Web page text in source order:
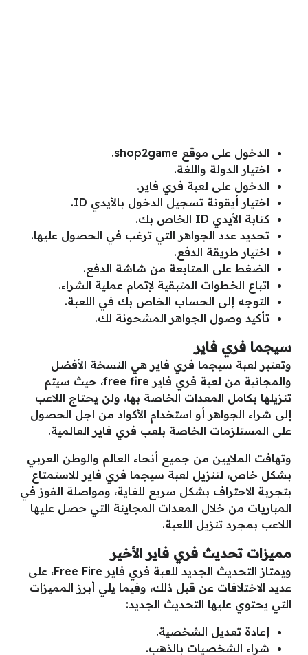
الدخول على موقع shop2game.
اختيار الدولة واللغة.
الدخول على لعبة فري فاير.
اختيار أيقونة تسجيل الدخول بالأيدي ID.
كتابة الأيدي ID الخاص بك.
تحديد عدد الجواهر التي ترغب في الحصول عليها.
اختيار طريقة الدفع.
الضغط على المتابعة من شاشة الدفع.
اتباع الخطوات المتبقية لإتمام عملية الشراء.
التوجه إلى الحساب الخاص بك في اللعبة.
تأكيد وصول الجواهر المشحونة لك.
سيجما فري فاير
وتعتبر لعبة سيجما فري فاير هي النسخة الأفضل
والمجانية من لعبة فري فاير free fire، حيث سيتم
تنزيلها بكامل المعدات الخاصة بها، ولن يحتاج اللاعب
إلى شراء الجواهر أو استخدام الأكواد من اجل الحصول
على المستلزمات الخاصة بلعب فري فاير العالمية.
وتهافت الملايين من جميع أنحاء العالم والوطن العربي
بشكل خاص، لتنزيل لعبة سيجما فري فاير للاستمتاع
بتجربة الاحتراف بشكل سريع للغاية، ومواصلة الفوز في
المباريات من خلال المعدات المجاينة التي حصل عليها
اللاعب بمجرد تنزيل اللعبة.
مميزات تحديث فري فاير الأخير
ويمتاز التحديث الجديد للعبة فري فاير Free Fire، على
عديد الاختلافات عن قبل ذلك، وفيما يلي أبرز المميزات
التي يحتوي عليها التحديث الجديد:
إعادة تعديل الشخصية.
شراء الشخصيات بالذهب.